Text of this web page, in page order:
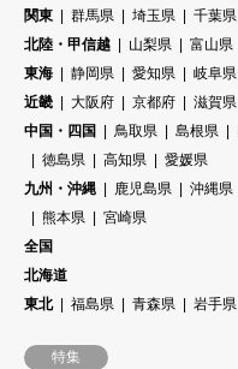
関東 群馬県 埼玉県 千葉県
北陸・甲信越
山梨県 富山県
東海
静岡県 愛知県 岐阜県
近畿
大阪府 京都府 滋賀県
中国・四国
鳥取県 島根県
徳島県
高知県
愛媛県
九州・沖縄
鹿児島県 沖縄県
熊本県
宮崎県
全国
北海道
東北
福島県 青森県 岩手県
特集